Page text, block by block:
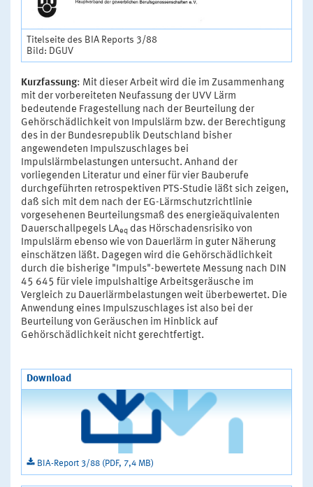
Titelseite des BIA Reports 3/88
Bild: DGUV
Kurzfassung: Mit dieser Arbeit wird die im Zusammenhang
mit der vorbereiteten Neufassung der UVV Lärm
bedeutende Fragestellung nach der Beurteilung der
Gehörschädlichkeit von Impulslärm bzw. der Berechtigung
des in der Bundesrepublik Deutschland bisher
angewendeten Impulszuschlages bei
Impulslärmbelastungen untersucht. Anhand der
vorliegenden Literatur und einer für vier Bauberufe
durchgeführten retrospektiven PTS-Studie läßt sich zeigen,
daß sich mit dem nach der EG-Lärmschutzrichtlinie
vorgesehenen Beurteilungsmaß des energieäquivalenten
Dauerschallpegels LAeq das Hörschadensrisiko von
Impulslärm ebenso wie von Dauerlärm in guter Näherung
einschätzen läßt. Dagegen wird die Gehörschädlichkeit
durch die bisherige "Impuls"-bewertete Messung nach DIN
45 645 für viele impulshaltige Arbeitsgeräusche im
Vergleich zu Dauerlärmbelastungen weit überbewertet. Die
Anwendung eines Impulszuschlages ist also bei der
Beurteilung von Geräuschen im Hinblick auf
Gehörschädlichkeit nicht gerechtfertigt.
Download
BIA-Report 3/88 (PDF, 7,4 MB)